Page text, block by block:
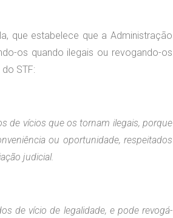
que estabelece que a Administração
os quando ilegais ou revogando-os
STF:
de vícios que os tornam ilegais, porque
ou oportunidade, respeitados
judicial.
de vício de legalidade, e pode revogá-